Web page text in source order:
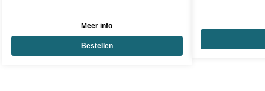
Meer info
Bestellen